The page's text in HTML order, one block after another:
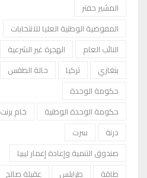
المشير حفتر
المفوضية الوطنية العليا للانتخابات
النائب العام
الهجرة غير الشرعية
بنغازي
تركيا
حالة الطقس
حكومة الوحدة
حكومة الوحدة الوطنية
خام برنت
درنة
سرت
صندوق التنمية وإعادة إعمار ليبيا
طاقة
طرابلس
عقيلة صالح